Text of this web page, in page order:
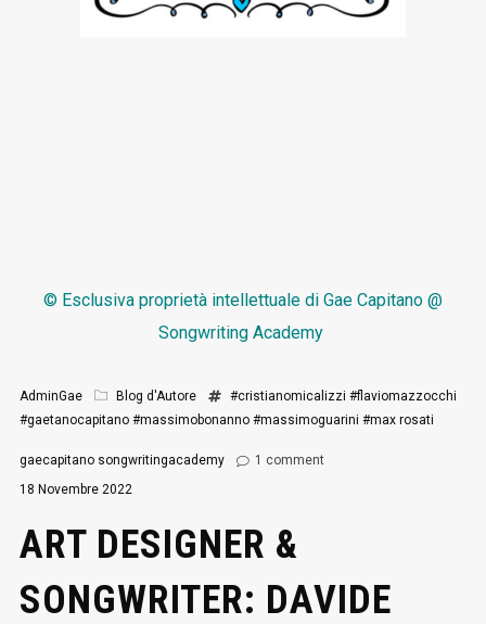
© Esclusiva proprietà intellettuale di Gae Capitano @
Songwriting Academy
AdminGae Blog d'Autore #cristianomicalizzi #flaviomazzocchi
#gaetanocapitano #massimobonanno #massimoguarini #max rosati
gaecapitano songwritingacademy 1 comment
18 Novembre 2022
ART DESIGNER &
SONGWRITER: DAVIDE